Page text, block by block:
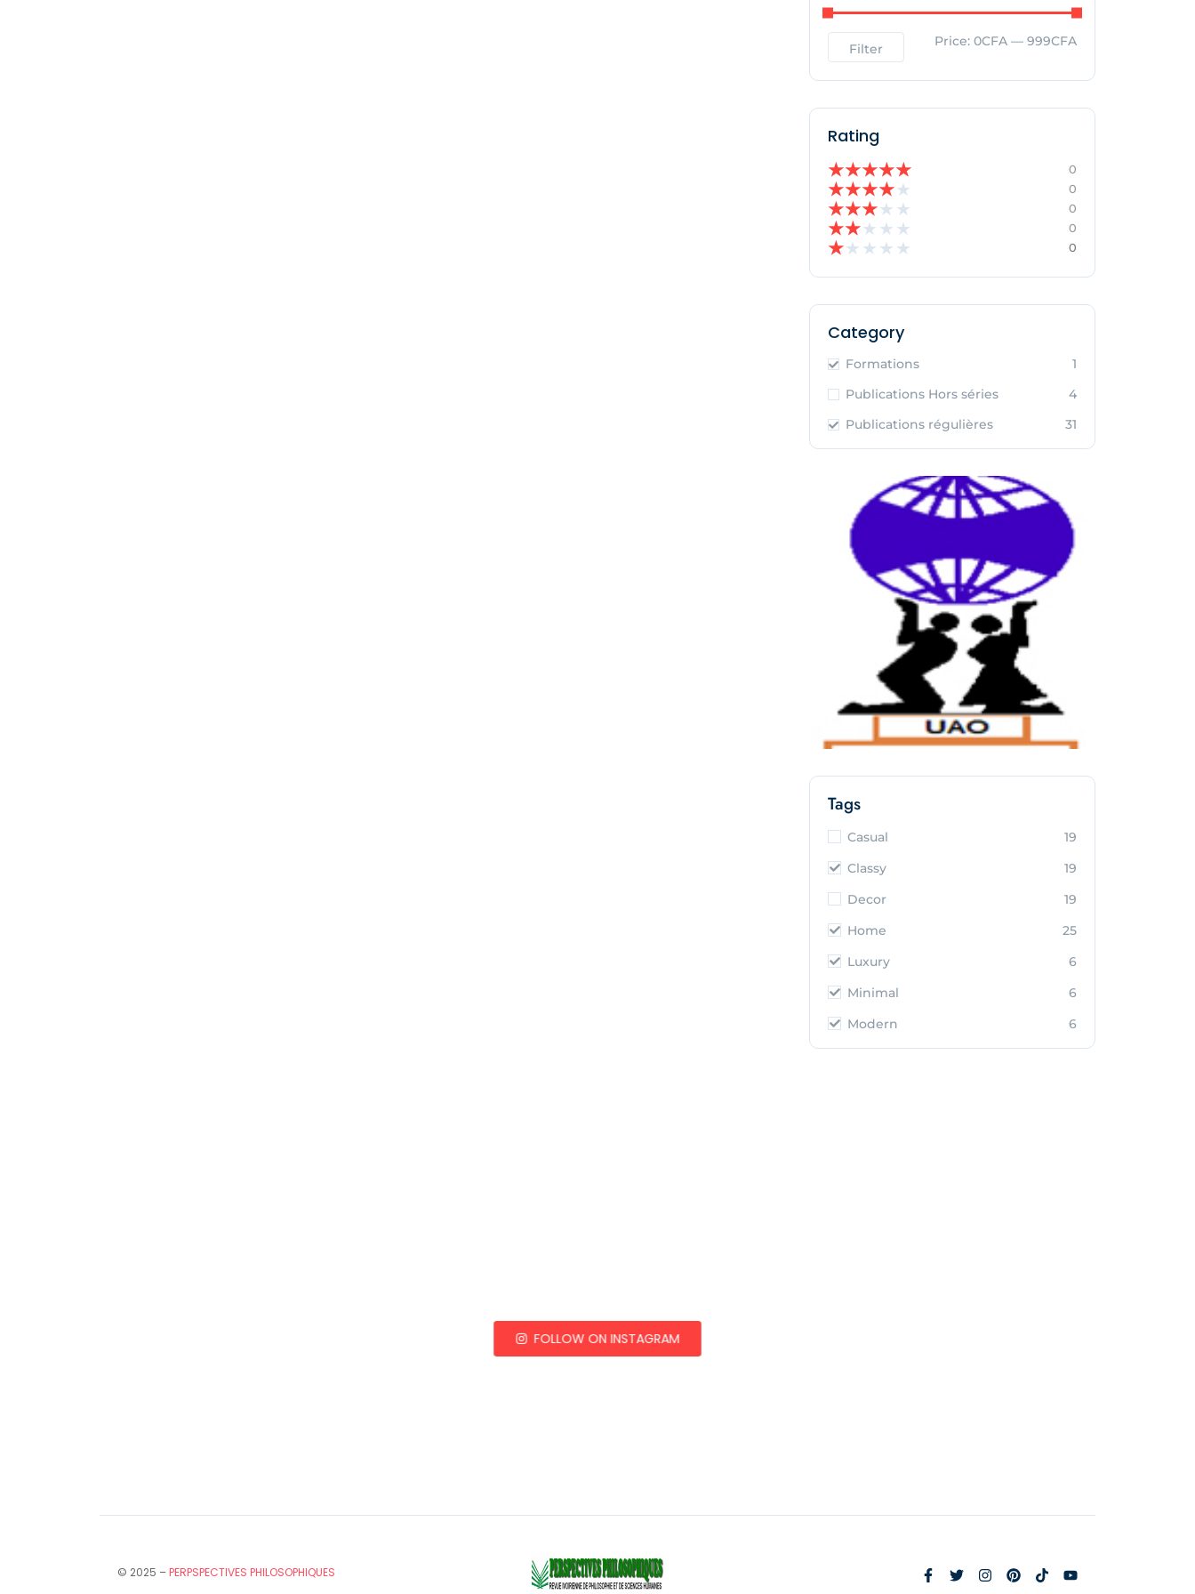
Filter Price: 0CFA — 999CFA
Rating
★★★★★ 0
★★★★★ 0
★★★★ ★ 0
★★★ ★ ★ 0
★★ ★ ★ ★ 0
Category
Formations
1
Publications Hors séries
4
Publications régulières
31
Tags
Casual
19
Classy
19
Decor
19
Home
25
Luxury
6
Minimal
6
Modern
6
FOLLOW ON INSTAGRAM
© 2025 –PERPSPECTIVES PHILOSOPHIQUES